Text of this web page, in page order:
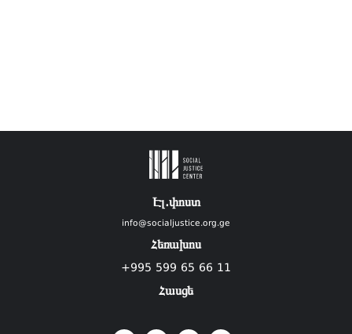
Էլ.փոստ
info@socialjustice.org.ge
Հեռախոս
+995 599 65 66 11
Հասցե